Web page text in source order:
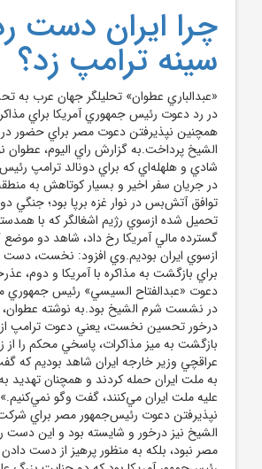
چرا ايران دست
سينه ترامپ زد؟
«عبدالباري عطوان» تحليلگر جهان عرب به
در رد دعوت رئيس جمهوري آمريکا براي
همچنين نپذيرفتن دعوت مصر براي حضور
الشيخ پرداخت.به گزارش راي اليوم،
شادي و هلهله‌اي که براي دونالد ترامپ
در جريان سفر اخير و بسيار کوتاهش به
توافق آتش‌بس در نوار غزه برپا بود؛ جنگي
تحميل شده ازسوي رژيم اشغالگر که با
گسترده مالي آمريکا رخ داد، شاهد دو موضع
ازسوي ايران بوديم.وي افزود: نخست،
براي بازگشت به مذاکره با آمريکا و دوم،
دعوت «عبدالفتاح السيسي» رئيس جمهوري
در نشست شرم الشيخ بود.به نوشته عطوان،
درخور تحسين نخست، يعني دعوت ترامپ از
بازگشت به ميز مذاکرات، پاسخي محکم را
عراقچي وزير خارجه ايران شاهد بوديم که
به ملت ايران حمله کردند و همچنان تهديد
عليه ملت ايران مي‌کنند، گفت وگو
نپذيرفتن دعوت رئيس‌جمهور مصر براي
الشيخ نيز درخور و شايسته بود و اين دست
مصر نبود، بلکه به منظور پرهيز از دست